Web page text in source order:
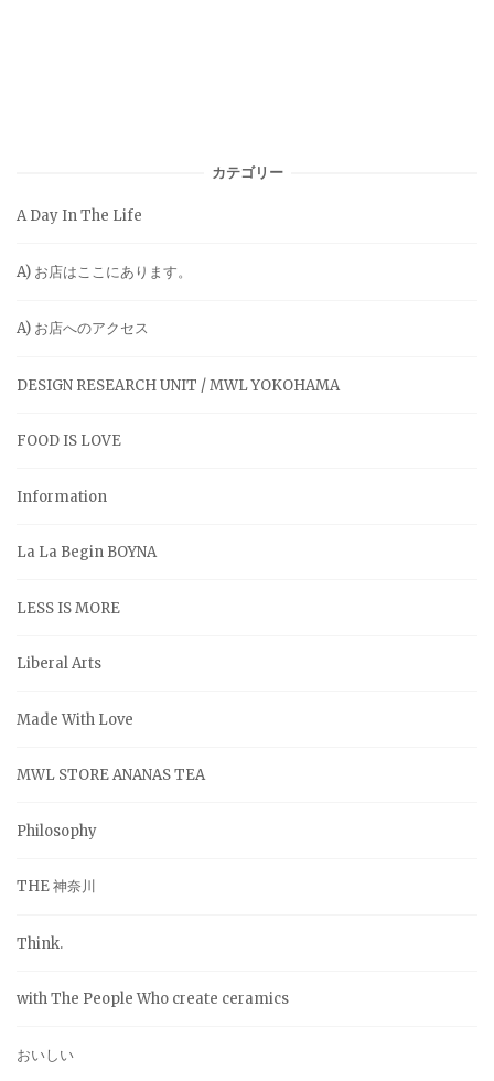
カテゴリー
A Day In The Life
A) お店はここにあります。
A) お店へのアクセス
DESIGN RESEARCH UNIT / MWL YOKOHAMA
FOOD IS LOVE
Information
La La Begin BOYNA
LESS IS MORE
Liberal Arts
Made With Love
MWL STORE ANANAS TEA
Philosophy
THE 神奈川
Think.
with The People Who create ceramics
おいしい